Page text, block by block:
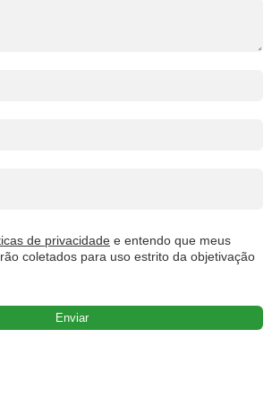
de privacidade e entendo que meus
coletados para uso estrito da objetivação